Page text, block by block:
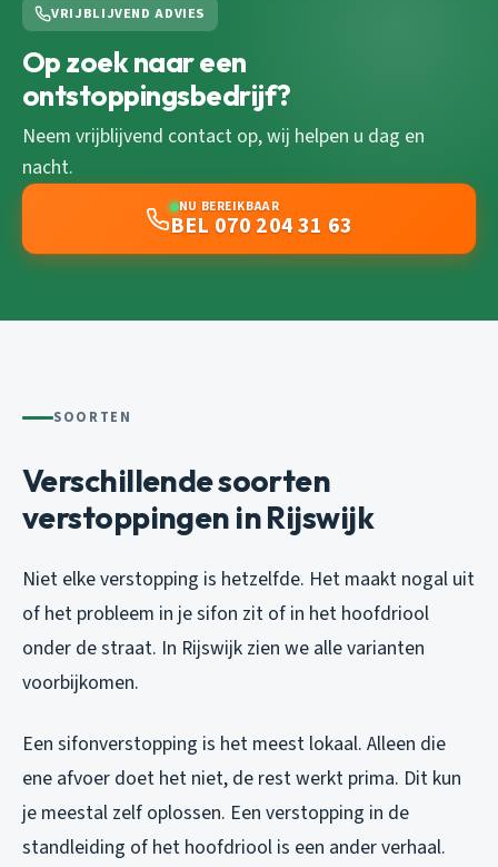
VRIJBLIJVEND ADVIES
Op zoek naar een
ontstoppingsbedrijf?
Neem vrijblijvend contact op, wij helpen u dag en
nacht.
NU BEREIKBAAR
BEL 070 204 31 63
SOORTEN
Verschillende soorten
verstoppingen in Rijswijk
Niet elke verstopping is hetzelfde. Het maakt nogal uit
of het probleem in je sifon zit of in het hoofdriool
onder de straat. In Rijswijk zien we alle varianten
voorbijkomen.
Een sifonverstopping is het meest lokaal. Alleen die
ene afvoer doet het niet, de rest werkt prima. Dit kun
je meestal zelf oplossen. Een verstopping in de
standleiding of het hoofdriool is een ander verhaal.